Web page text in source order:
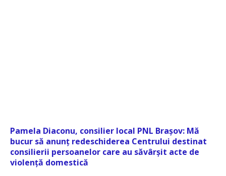
Pamela Diaconu, consilier local PNL Brașov: Mă
bucur să anunț redeschiderea Centrului destinat
consilierii persoanelor care au săvârșit acte de
violență domestică